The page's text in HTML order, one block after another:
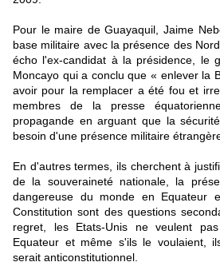
Pour le maire de Guayaquil, Jaime
base militaire avec la présence des
écho l'ex-candidat à la présidence, le
Moncayo qui a conclu que « enlever la
avoir pour la remplacer a été fou et
membres de la presse
propagande en arguant que la
besoin d'une présence militaire
En d'autres termes, ils cherchent à
de la souveraineté nationale, la
dangereuse du monde en Equateur
Constitution sont des questions
regret, les Etats-Unis ne veulent
Equateur et même s'ils le voulaient,
serait anticonstitutionnel.